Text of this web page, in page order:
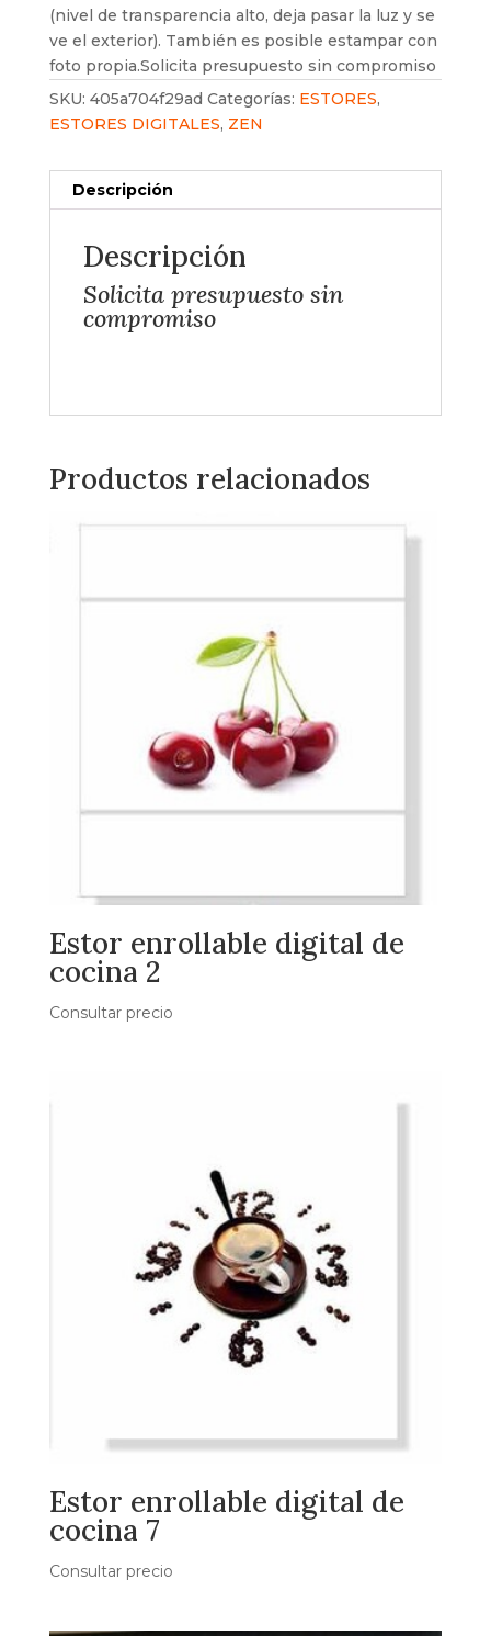
(nivel de transparencia alto, deja pasar la luz y se
ve el exterior). También es posible estampar con
foto propia.Solicita presupuesto sin compromiso
SKU: 405a704f29ad Categorías: ESTORES,
ESTORES DIGITALES, ZEN
Descripción
Descripción
Solicita presupuesto sin
compromiso
Productos relacionados
Estor enrollable digital de
cocina 2
Consultar precio
Estor enrollable digital de
cocina 7
Consultar precio